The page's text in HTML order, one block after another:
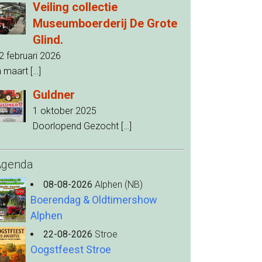
Veiling collectie
Museumboerderij De Grote
Glind.
februari 2026
maart […]
Guldner
1 oktober 2025
Doorlopend Gezocht […]
08-08-2026 Alphen (NB)
Boerendag & Oldtimershow
Alphen
22-08-2026 Stroe
Oogstfeest Stroe